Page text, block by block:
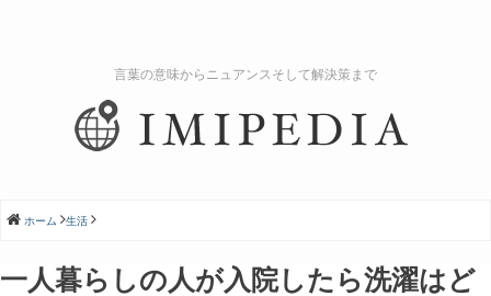
言葉の意味からニュアンスそして解決策まで
ホーム 生活
一人暮らしの人が入院したら洗濯はど